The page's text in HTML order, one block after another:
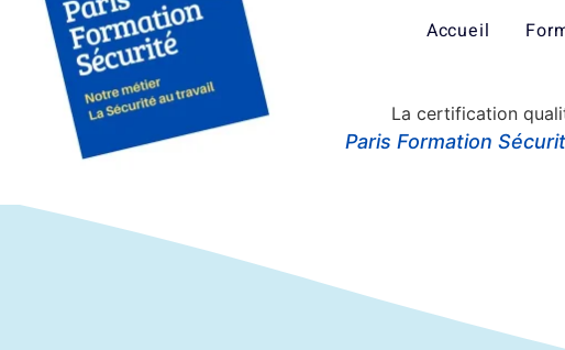
Accueil
La certification
Paris Formation